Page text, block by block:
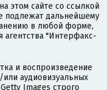
этом сайте со ссылкой
подлежат дальнейшему
в любой форме,
агентства "Интерфакс-
и воспроизведение
аудиовизуальных
Images строго